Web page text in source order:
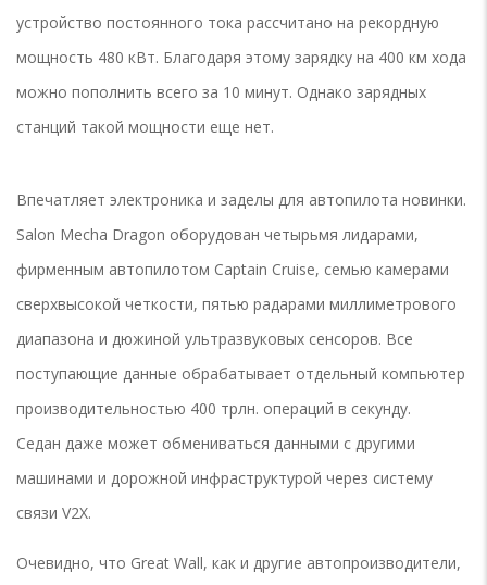
устройство постоянного тока рассчитано на рекордную
мощность 480 кВт. Благодаря этому зарядку на 400 км хода
можно пополнить всего за 10 минут. Однако зарядных
станций такой мощности еще нет.
Впечатляет электроника и заделы для автопилота новинки.
Salon Mecha Dragon оборудован четырьмя лидарами,
фирменным автопилотом Captain Cruise, семью камерами
сверхвысокой четкости, пятью радарами миллиметрового
диапазона и дюжиной ультразвуковых сенсоров. Все
поступающие данные обрабатывает отдельный компьютер
производительностью 400 трлн. операций в секунду.
Седан даже может обмениваться данными с другими
машинами и дорожной инфраструктурой через систему
связи V2X.
Очевидно, что Great Wall, как и другие автопроизводители,